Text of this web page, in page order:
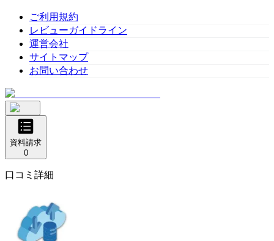
ご利用規約
レビューガイドライン
運営会社
サイトマップ
お問い合わせ
資料請求
0
口コミ詳細